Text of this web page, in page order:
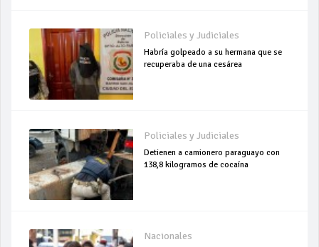
Policiales y Judiciales
Habría golpeado a su hermana que se
recuperaba de una cesárea
Policiales y Judiciales
Detienen a camionero paraguayo con
138,8 kilogramos de cocaína
Nacionales